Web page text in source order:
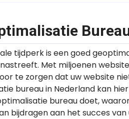
tijdperk is een goed
Met miljoenen
te zorgen dat uw website
bureau in Nederland kan
bureau doet,
bijdragen aan het succes van